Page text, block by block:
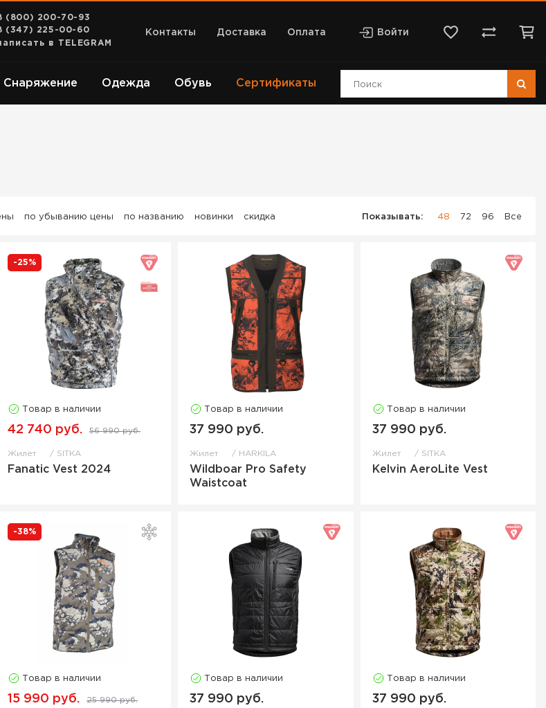
(800) 200-70-93
(347) 225-00-60
в TELEGRAM
Контакты Доставка Оплата Войти
Снаряжение Одежда Обувь Сертификаты
по убыванию цены по названию новинки скидка Показывать: 48 72 96 Все
-25%
Товар в наличии
42 740 руб. 56 990 руб.
Жилет SITKA
Fanatic Vest 2024
Товар в наличии
37 990 руб.
Жилет HARKILA
Wildboar Pro Safety
Waistcoat
Товар в наличии
37 990 руб.
Жилет SITKA
Kelvin AeroLite Vest
-38%
Товар в наличии
15 990 руб. 25 990 руб.
Товар в наличии
37 990 руб.
Товар в наличии
37 990 руб.